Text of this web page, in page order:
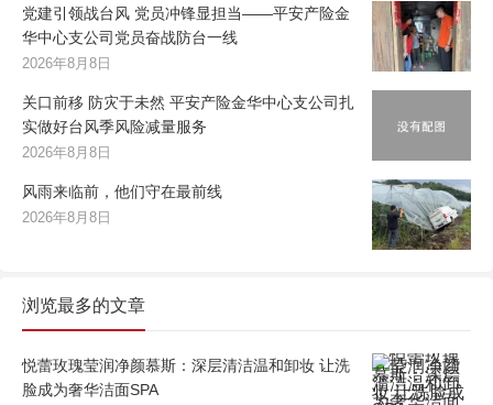
党建引领战台风 党员冲锋显担当——平安产险金
华中心支公司党员奋战防台一线
2026年8月8日
关口前移 防灾于未然 平安产险金华中心支公司扎
实做好台风季风险减量服务
2026年8月8日
风雨来临前，他们守在最前线
2026年8月8日
浏览最多的文章
悦蕾玫瑰莹润净颜慕斯：深层清洁温和卸妆 让洗
脸成为奢华洁面SPA